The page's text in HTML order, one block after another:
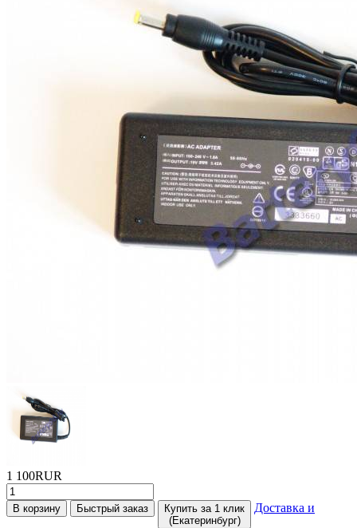
1 100RUR
В корзину Быстрый заказ
Купить за 1 клик
(Екатеринбург)
Доставка и